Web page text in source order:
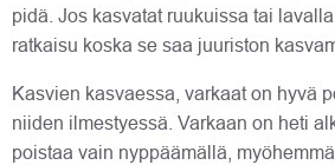
pidä. Jos kasvatat ruukuissa tai
ratkaisu koska se saa juuriston
Kasvien kasvaessa, varkaat on hyvä
niiden ilmestyessä. Varkaan on heti
poistaa vain nyppäämällä,